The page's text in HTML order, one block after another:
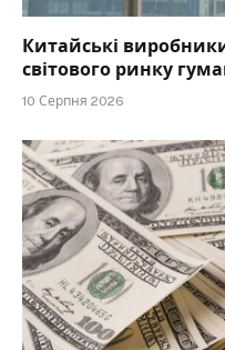
Китайські
світового ринку
10 Серпня 2026